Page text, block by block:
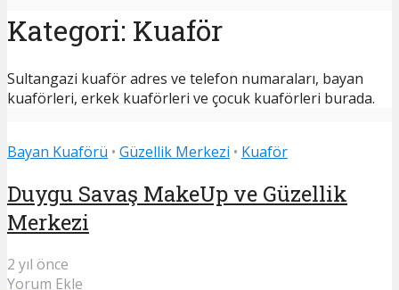
Kategori: Kuaför
Sultangazi kuaför adres ve telefon numaraları, bayan
kuaförleri, erkek kuaförleri ve çocuk kuaförleri burada.
Bayan Kuaförü • Güzellik Merkezi • Kuaför
Duygu Savaş MakeUp ve Güzellik
Merkezi
2 yıl önce
Yorum Ekle